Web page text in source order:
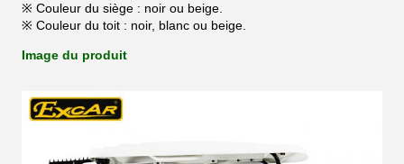
※ Couleur du siège : noir ou beige.
※ Couleur du toit : noir, blanc ou beige.
Image du produit